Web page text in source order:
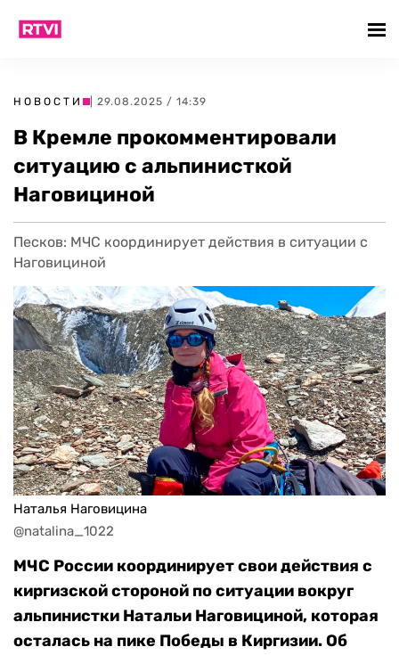
НОВОСТИ | 29.08.2025 / 14:39
В Кремле прокомментировали
ситуацию с альпинисткой
Наговициной
Песков: МЧС координирует действия в ситуации с
Наговициной
Наталья Наговицина
@natalina_1022
МЧС России координирует свои действия с
киргизской стороной по ситуации вокруг
альпинистки Натальи Наговициной, которая
осталась на пике Победы в Киргизии. Об